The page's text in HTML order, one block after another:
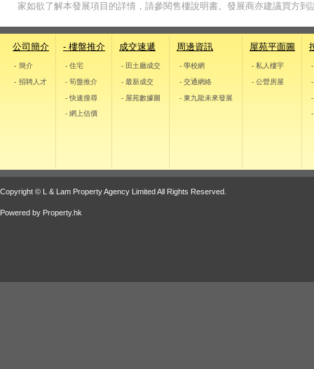
家如欲了解本發展項目的詳情，請參閱售樓說明書。發展商亦建議買方
公司簡介
- 簡介
- 招聘人才
- 樓盤推介
- 住宅
- 筍盤推介
- 快速搜尋
- 網上估價
成交速遞
- 田土廳成交
- 最新成交
- 屋苑數據圖
周邊資訊
- 學校網
- 交通網絡
- 東九龍未來發展
屋苑平面圖
- 私人樓宇
- 公營房屋
Copyright © L & Lam Property Agency Limited All Rights Reserved.
Powered by Property.hk